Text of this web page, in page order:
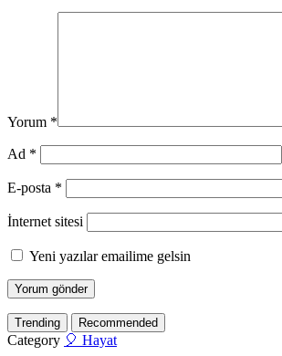
Yorum *
Ad *
E-posta *
İnternet sitesi
Yeni yazılar emailime gelsin
Trending Recommended
Category 🎈 Hayat